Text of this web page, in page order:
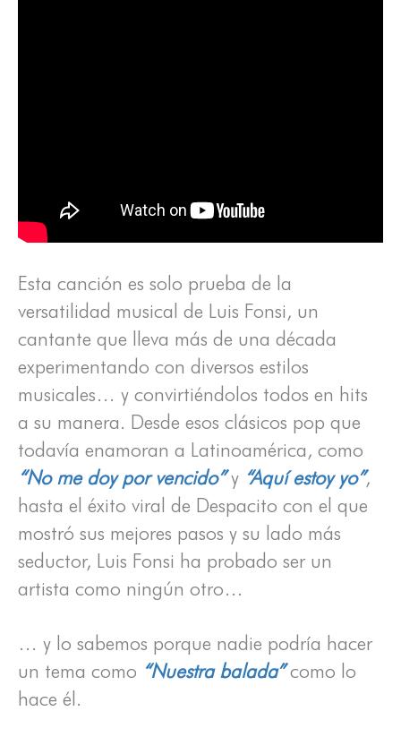
Esta canción es solo prueba de la
versatilidad musical de Luis Fonsi, un
cantante que lleva más de una década
experimentando con diversos estilos
musicales… y convirtiéndolos todos en hits
a su manera. Desde esos clásicos pop que
todavía enamoran a Latinoamérica, como
“No me doy por vencido”y “Aquí estoy yo”,
hasta el éxito viral de Despacito con el que
mostró sus mejores pasos y su lado más
seductor, Luis Fonsi ha probado ser un
artista como ningún otro…
… y lo sabemos porque nadie podría hacer
un tema como “Nuestra balada”como lo
hace él.